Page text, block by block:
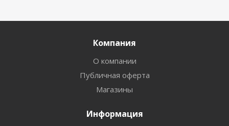
Компания
О компании
Публичная оферта
Магазины
Информация